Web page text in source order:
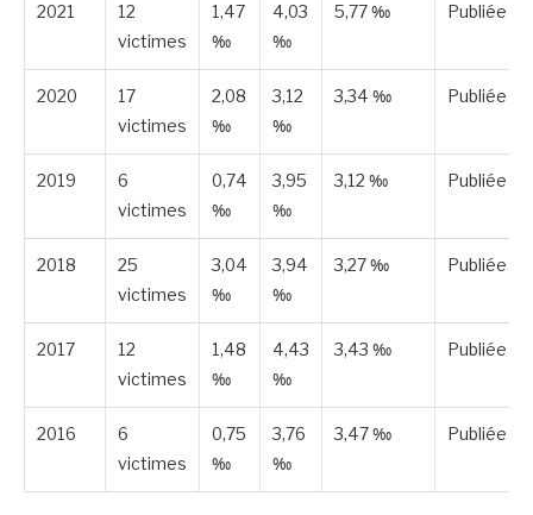
2021
12
victimes
1,47
‰
4,03
‰
5,77 ‰ Publiée
2020
17
victimes
2,08
‰
3,12
‰
3,34 ‰ Publiée
2019
6
victimes
0,74
‰
3,95
‰
3,12 ‰ Publiée
2018
25
victimes
3,04
‰
3,94
‰
3,27 ‰ Publiée
2017
12
victimes
1,48
‰
4,43
‰
3,43 ‰ Publiée
2016
6
victimes
0,75
‰
3,76
‰
3,47 ‰ Publiée